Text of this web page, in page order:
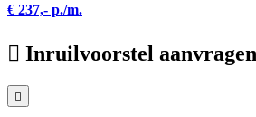
€ 237,- p./m.
Inruilvoorstel aanvragen